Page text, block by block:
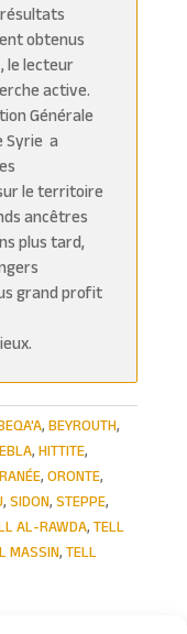
obtenus
le lecteur
active.
Générale
Syrie a
le territoire
ancêtres
plus tard,
grand profit
, BEYROUTH,
EBLA, HITTITE,
, ORONTE,
, SIDON, STEPPE,
AL-RAWDA, TELL
MASSIN, TELL